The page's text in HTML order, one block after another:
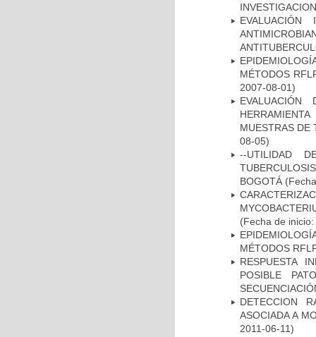
MÉTODOS
2007-08-01)
MUESTRAS DE
08-05)
--UTILIDAD
BOGOTÁ
(Fecha de
MÉTODOS
RESPUESTA
POSIBLE
DETECCION
ASOCIADA A
2011-06-11)